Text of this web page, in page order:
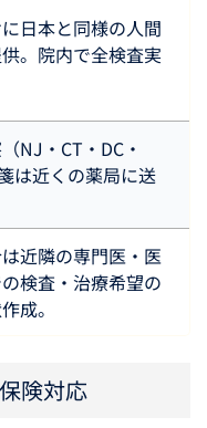
日本と同様の人間
。院内で全検査実
NJ・CT・DC・
は近くの薬局に送
近隣の専門医・医
検査・治療希望の
成。
険対応